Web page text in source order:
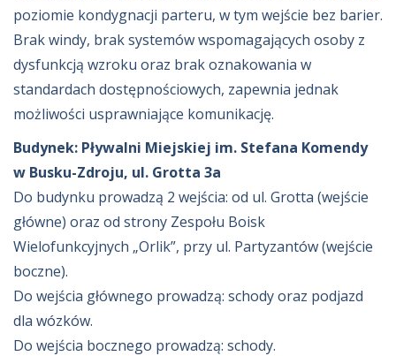
poziomie kondygnacji parteru, w tym wejście bez barier.
Brak windy, brak systemów wspomagających osoby z
dysfunkcją wzroku oraz brak oznakowania w
standardach dostępnościowych, zapewnia jednak
możliwości usprawniające komunikację.
Budynek: Pływalni Miejskiej im. Stefana Komendy
w Busku-Zdroju, ul. Grotta 3a
Do budynku prowadzą 2 wejścia: od ul. Grotta (wejście
główne) oraz od strony Zespołu Boisk
Wielofunkcyjnych „Orlik”, przy ul. Partyzantów (wejście
boczne).
Do wejścia głównego prowadzą: schody oraz podjazd
dla wózków.
Do wejścia bocznego prowadzą: schody.